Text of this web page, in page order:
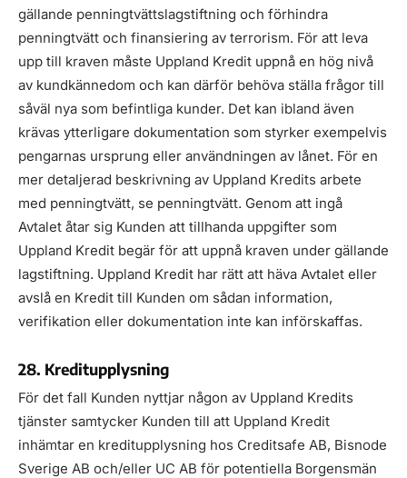
gällande penningtvättslagstiftning och förhindra
penningtvätt och finansiering av terrorism. För att leva
upp till kraven måste Uppland Kredit uppnå en hög nivå
av kundkännedom och kan därför behöva ställa frågor till
såväl nya som befintliga kunder. Det kan ibland även
krävas ytterligare dokumentation som styrker exempelvis
pengarnas ursprung eller användningen av lånet. För en
mer detaljerad beskrivning av Uppland Kredits arbete
med penningtvätt, se penningtvätt. Genom att ingå
Avtalet åtar sig Kunden att tillhanda uppgifter som
Uppland Kredit begär för att uppnå kraven under gällande
lagstiftning. Uppland Kredit har rätt att häva Avtalet eller
avslå en Kredit till Kunden om sådan information,
verifikation eller dokumentation inte kan införskaffas.
28. Kreditupplysning
För det fall Kunden nyttjar någon av Uppland Kredits
tjänster samtycker Kunden till att Uppland Kredit
inhämtar en kreditupplysning hos Creditsafe AB, Bisnode
Sverige AB och/eller UC AB för potentiella Borgensmän